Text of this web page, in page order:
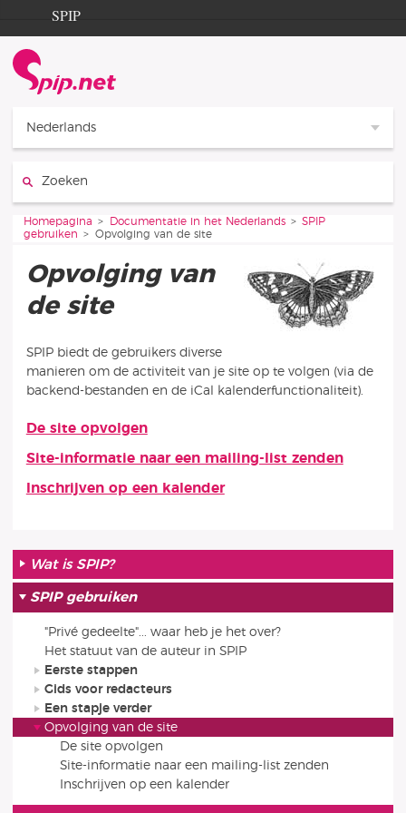
Ga naar de inhoud
Ga naar de navigatie
SPIP
Documentation
Contribution
Nederlands
Je bent hier:
Homepagina Documentatie in het Nederlands
SPIP
gebruiken
Opvolging van de site
Opvolging van
de site
SPIP biedt de gebruikers diverse
manieren om de activiteit van je site op te volgen (via de
backend-bestanden en de iCal kalenderfunctionaliteit).
Artikelen in deze rubriek
De site opvolgen
Site-informatie naar een mailing-list zenden
Inschrijven op een kalender
Wat is SPIP?
SPIP gebruiken
"Privé gedeelte"... waar heb je het over?
Het statuut van de auteur in SPIP
Eerste stappen
Gids voor redacteurs
Een stapje verder
Opvolging van de site
De site opvolgen
Site-informatie naar een mailing-list zenden
Inschrijven op een kalender